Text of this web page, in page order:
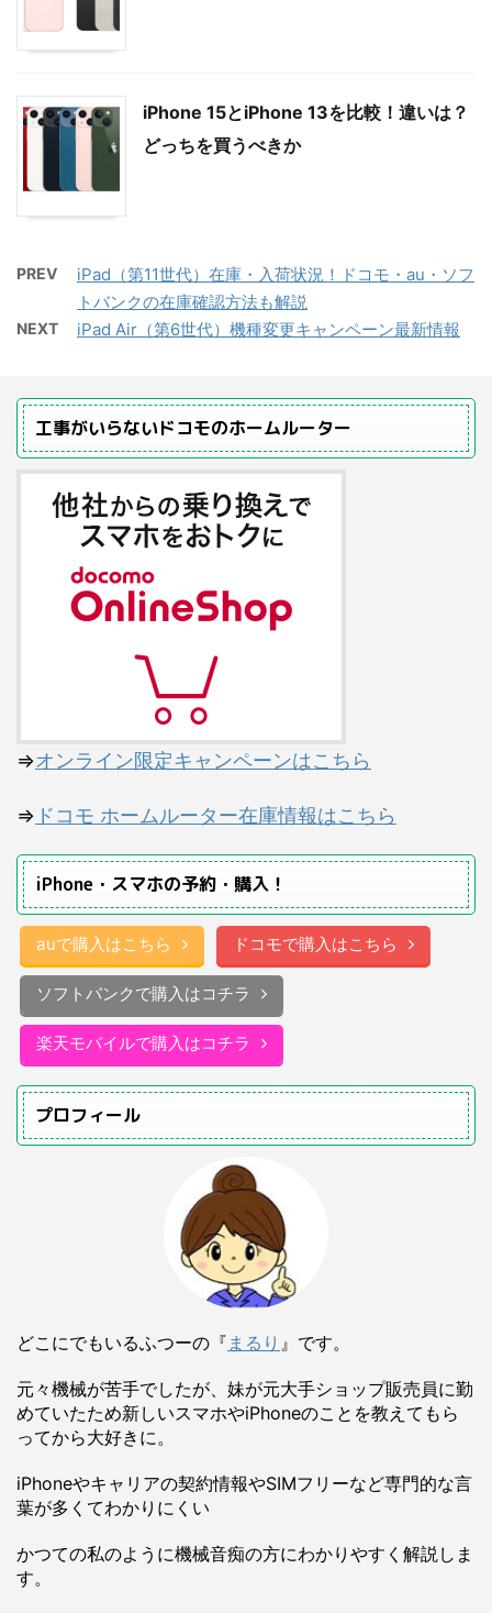
iPhone 15とiPhone 13を比較！違いは？
どっちを買うべきか
PREV
iPad（第11世代）在庫・入荷状況！ドコモ・au・ソフ
トバンクの在庫確認方法も解説
NEXT iPad Air（第6世代）機種変更キャンペーン最新情報
工事がいらないドコモのホームルーター
⇒オンライン限定キャンペーンはこちら
⇒ ドコモ ホームルーター在庫情報はこちら
iPhone・スマホの予約・購入！
auで購入はこちら ドコモで購入はこちら
ソフトバンクで購入はコチラ
楽天モバイルで購入はコチラ
プロフィール
どこにでもいるふつーの『 まるり 』です。
元々機械が苦手でしたが、妹が元大手ショップ販売員に勤
めていたため新しいスマホやiPhoneのことを教えてもら
ってから大好きに。
iPhoneやキャリアの契約情報やSIMフリーなど専門的な言
葉が多くてわかりにくい
かつての私のように機械音痴の方にわかりやすく解説しま
す。